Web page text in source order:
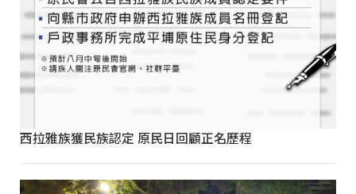
西拉雅族獲民族認定 原民日回顧正名歷程